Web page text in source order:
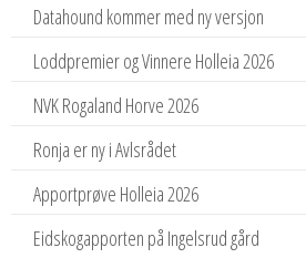
Datahound kommer med ny versjon
Loddpremier og Vinnere Holleia 2026
NVK Rogaland Horve 2026
Ronja er ny i Avlsrådet
Apportprøve Holleia 2026
Eidskogapporten på Ingelsrud gård